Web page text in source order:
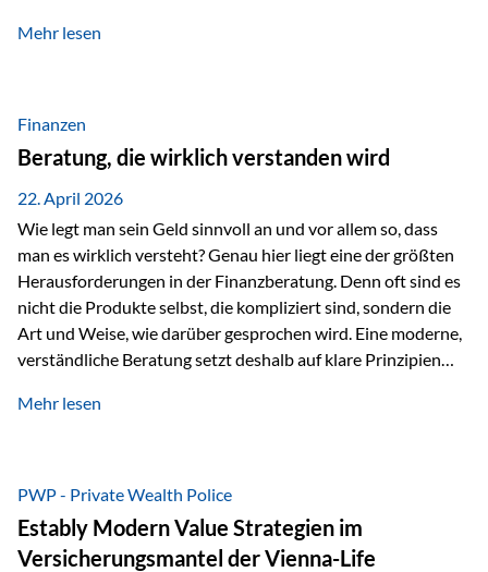
Marktzugang Liechtenstein hat sich in den letzten Jahren zu
verfügbaren Kennzahlen (Stand Ende 2024, veröffentlicht
2025/2026)…
Mehr lesen
Finanzen
Beratung, die wirklich verstanden wird
22. April 2026
Wie legt man sein Geld sinnvoll an und vor allem so, dass
man es wirklich versteht? Genau hier liegt eine der größten
Herausforderungen in der Finanzberatung. Denn oft sind es
nicht die Produkte selbst, die kompliziert sind, sondern die
Art und Weise, wie darüber gesprochen wird. Eine moderne,
verständliche Beratung setzt deshalb auf klare Prinzipien
fünf zentrale Faktoren: eine saubere Struktur, breite
diesem Thema liefern unter anderem die praxisnahen
Ansätze von Finanzexperte Klaus Rost, der seit vielen Jahren
für eine verständliche und…
Mehr lesen
PWP - Private Wealth Police
Estably Modern Value Strategien im
Versicherungsmantel der Vienna-Life